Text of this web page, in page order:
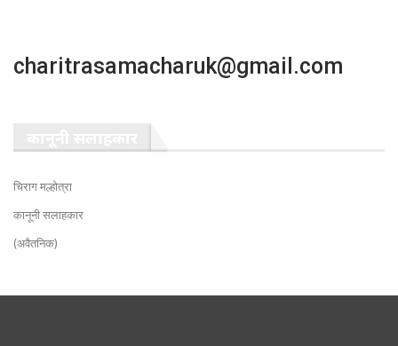
charitrasamacharuk@gmail.com
चिराग मल्होत्रा
कानूनी सलाहकार
(अवैतनिक)